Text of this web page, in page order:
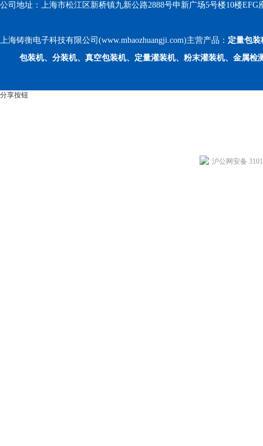
公司地址：上海市松江区新桥镇九新公路2888号申新广场5号楼10楼EFG
上海铸衡电子科技有限公司(www.mbaozhuangji.com)主营产品： 定量包装
包装机、分装机、真空包装机、定量灌装机、粉末灌装机、金属检
分享按钮
沪公网安备